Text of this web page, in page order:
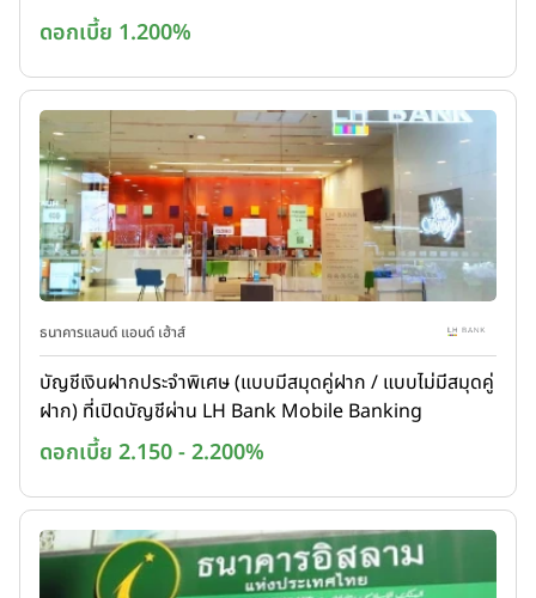
ดอกเบี้ย 1.200%
ธนาคารแลนด์ แอนด์ เฮ้าส์
บัญชีเงินฝากประจำพิเศษ (แบบมีสมุดคู่ฝาก / แบบไม่มีสมุดคู่
ฝาก) ที่เปิดบัญชีผ่าน LH Bank Mobile Banking
Application
ดอกเบี้ย 2.150 - 2.200%